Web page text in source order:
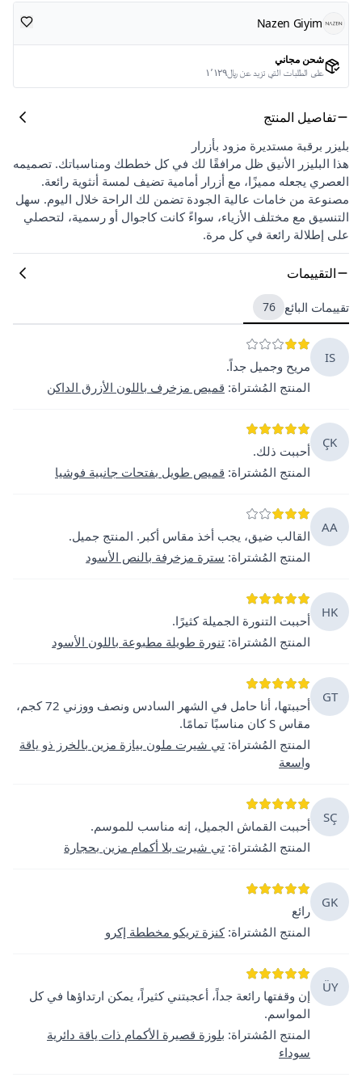
Nazen Giyim
شحن مجاني
على الطلبات التي تزيد عن ﷼١٬١٢٩
تفاصيل المنتج
بليزر برقبة مستديرة مزود بأزرار
هذا البليزر الأنيق ظل مرافقًا لك في كل خططك ومناسباتك. تصميمه
العصري يجعله مميزًا، مع أزرار أمامية تضيف لمسة أنثوية رائعة.
مصنوعة من خامات عالية الجودة تضمن لك الراحة خلال اليوم. سهل
التنسيق مع مختلف الأزياء، سواءً كانت كاجوال أو رسمية، لتحصلي
على إطلالة رائعة في كل مرة.
التقييمات
تقييمات البائع 76
IS
مريح وجميل جداً.
المنتج المُشتراة: قميص مزخرف باللون الأزرق الداكن
ÇK
أحببت ذلك.
المنتج المُشتراة: قميص طويل بفتحات جانبية فوشيا
AA
القالب ضيق، يجب أخذ مقاس أكبر. المنتج جميل.
المنتج المُشتراة: سترة مزخرفة بالنص الأسود
HK
أحببت التنورة الجميلة كثيرًا.
المنتج المُشتراة: تنورة طويلة مطبوعة باللون الأسود
GT
أحببتها، أنا حامل في الشهر السادس ونصف ووزني 72 كجم،
مقاس S كان مناسبًا تمامًا.
المنتج المُشتراة: تي شيرت ملون بيازة مزين بالخرز ذو ياقة
واسعة
SÇ
أحببت القماش الجميل، إنه مناسب للموسم.
المنتج المُشتراة: تي شيرت بلا أكمام مزين بحجارة
GK
رائع
المنتج المُشتراة: كنزة تريكو مخططة إكرو
ÜY
إن وقفتها رائعة جداً، أعجبتني كثيراً، يمكن ارتداؤها في كل
المواسم.
المنتج المُشتراة: بلوزة قصيرة الأكمام ذات ياقة دائرية
سوداء